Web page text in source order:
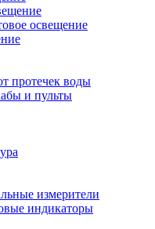
освещение
протечек воды
и пульты
измерители
индикаторы